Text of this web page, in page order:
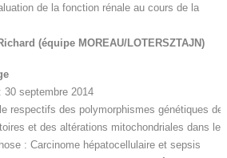
de la fonction rénale au cours de la
(équipe MOREAU/ LOTERSZTAJN)
30 septembre 2014
respectifs des polymorphismes génétiques
et des altérations mitochondriales dans les
: Carcinome hépatocellulaire et sepsis